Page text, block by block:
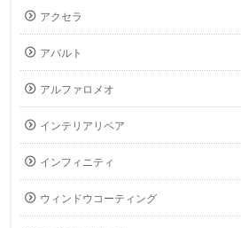
アクセラ
アバルト
アルファロメオ
インテリアリペア
インフィニティ
ウィンドウコーティング